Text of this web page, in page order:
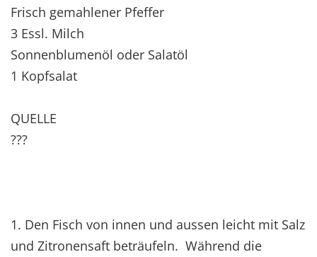
Frisch gemahlener Pfeffer
3 Essl. Milch
Sonnenblumenöl oder Salatöl
1 Kopfsalat
QUELLE
???
1. Den Fisch von innen und aussen leicht mit Salz
und Zitronensaft beträufeln. Während die